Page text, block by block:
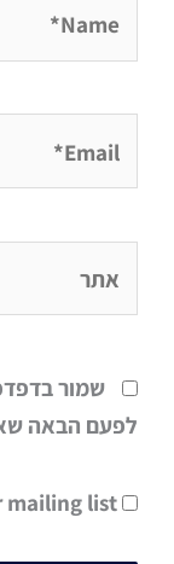
שמור
לפעם הבאה